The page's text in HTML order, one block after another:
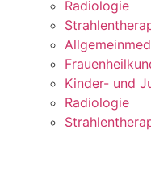
Radiologie
Kinder- und
Radiologie